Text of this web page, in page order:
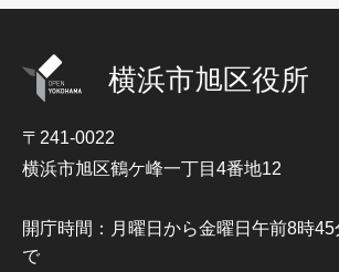
横浜市旭区役所
〒241-0022
横浜市旭区鶴ケ峰一丁目4番地12
開庁時間：月曜日から金曜日午前8時45
で